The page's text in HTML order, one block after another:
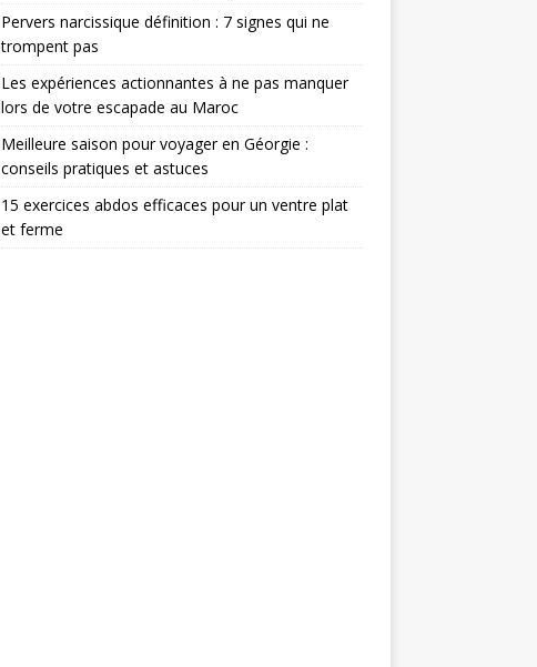
Pervers narcissique définition : 7 signes qui ne
trompent pas
Les expériences actionnantes à ne pas manquer
lors de votre escapade au Maroc
Meilleure saison pour voyager en Géorgie :
conseils pratiques et astuces
15 exercices abdos efficaces pour un ventre plat
et ferme